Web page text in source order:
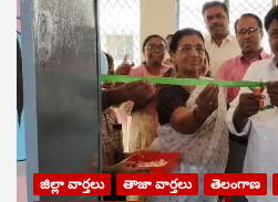
జిల్లా వార్తలు తాజా వార్తలు తెలంగాణ